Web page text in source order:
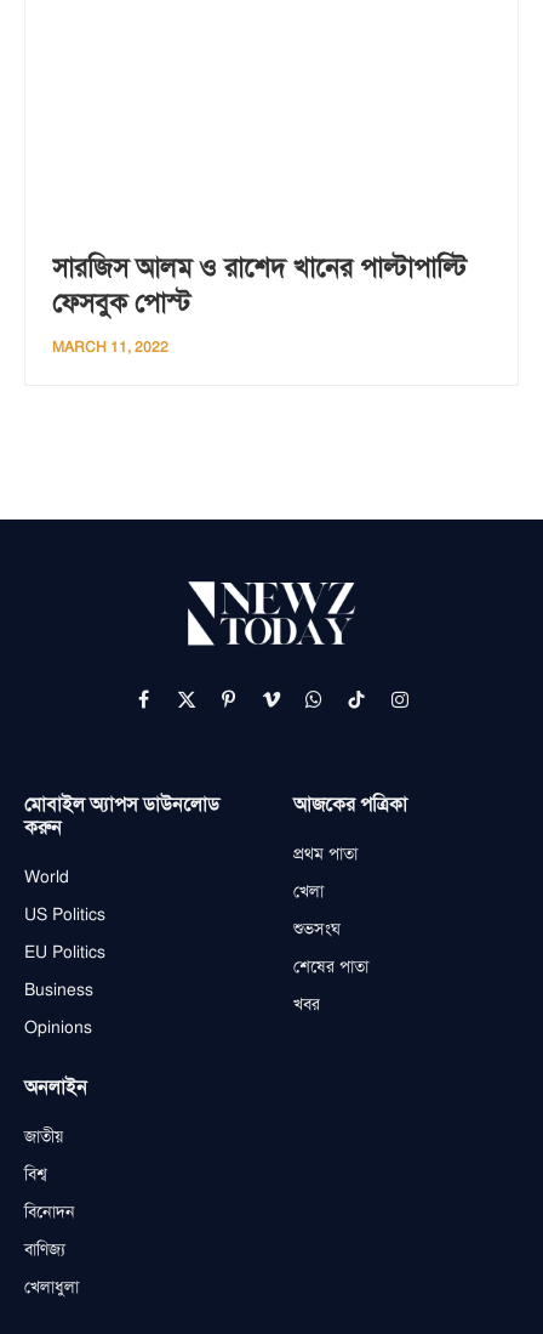
সারজিস আলম ও রাশেদ খানের পাল্টাপাল্টি
ফেসবুক পোস্ট
MARCH 11, 2022
Facebook
X
PinterestVimeoWhatsAppTikTokInstagram
মোবাইল অ্যাপস ডাউনলোড
করুন
World
US Politics
EU Politics
Business
Opinions
আজকের পত্রিকা
প্রথম পাতা
খেলা
শুভসংঘ
শেষের পাতা
খবর
অনলাইন
জাতীয়
বিশ্ব
বিনোদন
বাণিজ্য
খেলাধুলা